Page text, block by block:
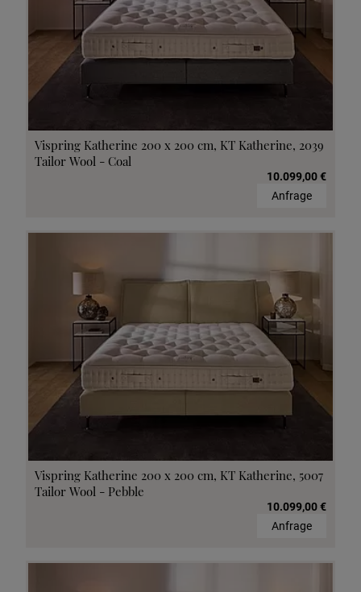
Vispring Katherine 200 x 200 cm, KT Katherine, 2039
Tailor Wool - Coal
10.099,00 €
Anfrage
Vispring Katherine 200 x 200 cm, KT Katherine, 5007
Tailor Wool - Pebble
10.099,00 €
Anfrage